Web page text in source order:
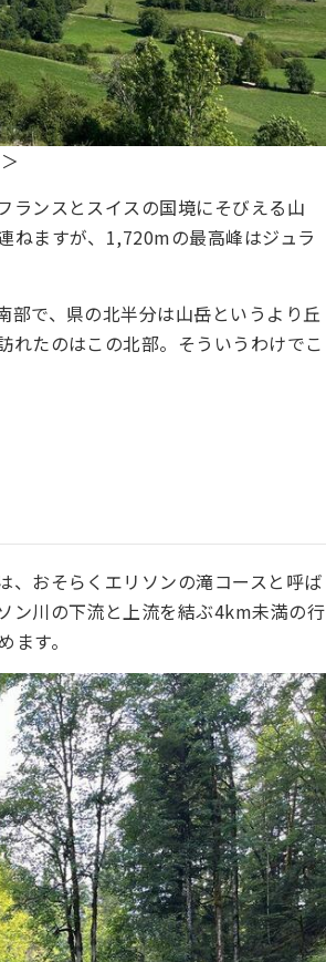
ランスとスイスの国境にそびえる山
ねますが、1,720mの最高峰はジュラ
部で、県の北半分は山岳というより丘
れたのはこの北部。そういうわけでこ
、おそらくエリソンの滝コースと呼ば
ン川の下流と上流を結ぶ4km未満の行
す。